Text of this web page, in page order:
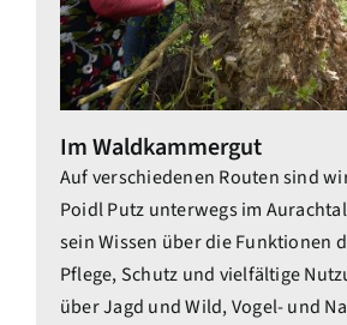
Im Waldkammergut
Auf verschiedenen Routen sind
Poidl Putz unterwegs im
sein Wissen über die Funktionen
Pflege, Schutz und vielfältige
über Jagd und Wild, Vogel- und